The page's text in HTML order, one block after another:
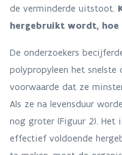
de verminderde uitstoot.
hergebruikt wordt,
De onderzoekers
polypropyleen het
voorwaarde dat ze
Als ze na levensduur
nog groter (Figuur 2). Het
effectief voldoende